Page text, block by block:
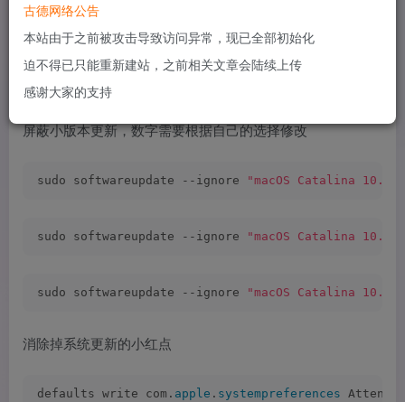
屏蔽大版本更新
屏蔽小版本更新，数字需要根据自己的选择修改
sudo softwareupdate --ignore "macOS Catalina
sudo softwareupdate --ignore "macOS Catalina
sudo softwareupdate --ignore "macOS Catalina
消除掉系统更新的小红点
defaults write com. apple . systempreferences
古德网络公告
本站由于之前被攻击导致访问异常，现已全部初始化
迫不得已只能重新建站，之前相关文章会陆续上传
感谢大家的支持